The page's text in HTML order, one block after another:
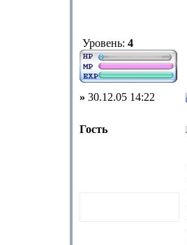
Уровень: 4
» 30.12.05 14:22
Гость